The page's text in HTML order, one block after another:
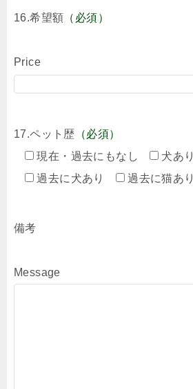
16.希望額 （必須）
Price
17.ペット歴 （必須）
現在・過去にもなし
犬あり
過去に犬あり
過去に猫あり
備考
Message